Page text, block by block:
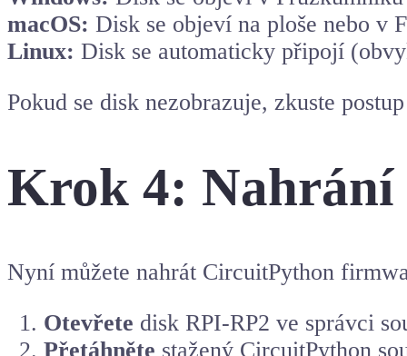
macOS: Disk se objeví na ploše nebo v
Linux: Disk se automaticky připojí
Pokud se disk nezobrazuje, zkuste
Krok 4:
Nyní můžete nahrát CircuitPython
Otevřete disk RPI-RP2 ve správci
Přetáhněte stažený CircuitPython